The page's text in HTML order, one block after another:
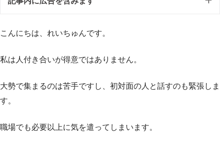
こんにちは、れいちゅんです。
私は人付き合いが得意ではありません。
大勢で集まるのは苦手ですし、初対面の人と話すのも緊張しま
す。
職場でも必要以上に気を遣ってしまいます。